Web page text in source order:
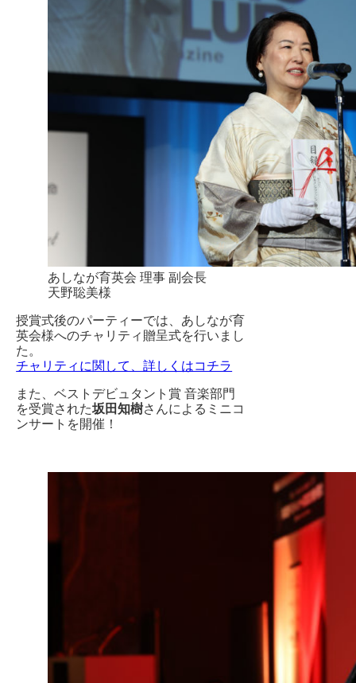
あしなが育英会 理事 副会長
天野聡美様
授賞式後のパーティーでは、あしなが育
英会様へのチャリティ贈呈式を行いまし
た。
チャリティに関して、詳しくはコチラ
また、ベストデビュタント賞 音楽部門
を受賞された坂田知樹さんによるミニコ
ンサートを開催！